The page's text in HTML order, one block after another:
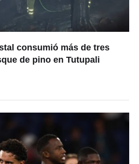
consumió más de tres
de pino en Tutupali